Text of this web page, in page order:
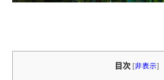
目次 [非表示]